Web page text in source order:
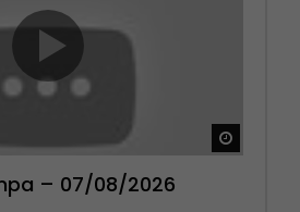
– 07/08/2026
– 06/08/2026